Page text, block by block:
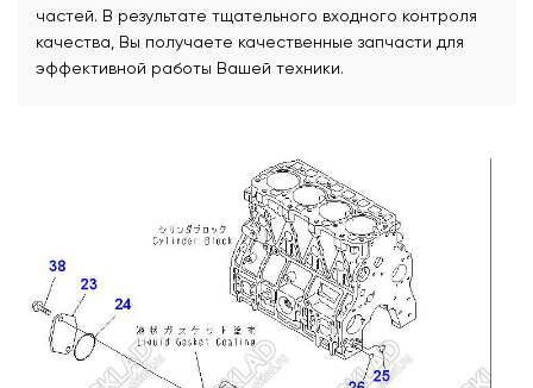
частей. В результате тщательного входного контроля
качества, Вы получаете качественные запчасти для
эффективной работы Вашей техники.